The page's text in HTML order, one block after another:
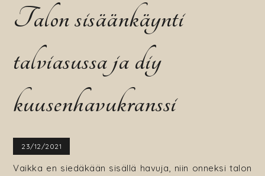
Talon sisäänkäynti
talviasussa ja diy
kuusenhavukranssi
23/12/2021
Vaikka en siedäkään sisällä havuja, niin onneksi talon